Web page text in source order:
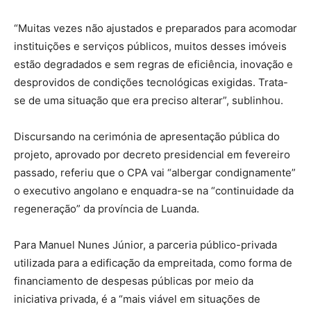
“Muitas vezes não ajustados e preparados para acomodar
instituições e serviços públicos, muitos desses imóveis
estão degradados e sem regras de eficiência, inovação e
desprovidos de condições tecnológicas exigidas. Trata-
se de uma situação que era preciso alterar”, sublinhou.
Discursando na cerimónia de apresentação pública do
projeto, aprovado por decreto presidencial em fevereiro
passado, referiu que o CPA vai “albergar condignamente”
o executivo angolano e enquadra-se na “continuidade da
regeneração” da província de Luanda.
Para Manuel Nunes Júnior, a parceria público-privada
utilizada para a edificação da empreitada, como forma de
financiamento de despesas públicas por meio da
iniciativa privada, é a “mais viável em situações de